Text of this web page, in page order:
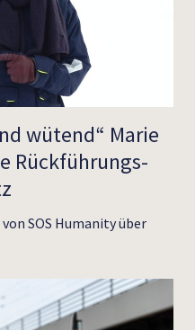
wütend“ Marie
Rückführungs­
SOS Humanity über